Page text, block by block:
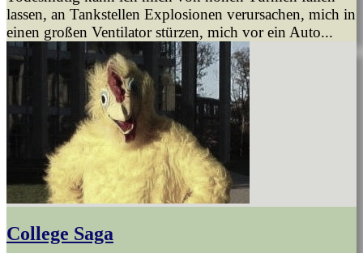
lassen, an Tankstellen Explosionen verursachen, mich in
einen großen Ventilator stürzen, mich vor ein Auto...
College Saga